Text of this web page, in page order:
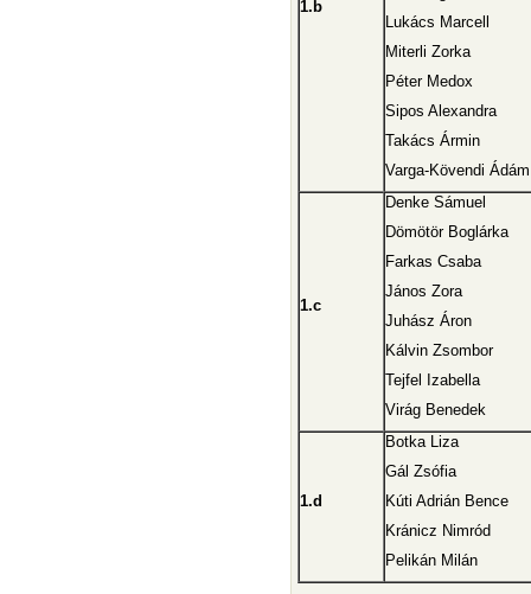
1.b
Lukács Marcell
Miterli Zorka
Péter Medox
Sipos Alexandra
Takács Ármin
Varga-Kövendi Ádám
1.c
Denke Sámuel
Dömötör Boglárka
Farkas Csaba
János Zora
Juhász Áron
Kálvin Zsombor
Tejfel Izabella
Virág Benedek
1.d
Botka Liza
Gál Zsófia
Kúti Adrián Bence
Kránicz Nimród
Pelikán Milán